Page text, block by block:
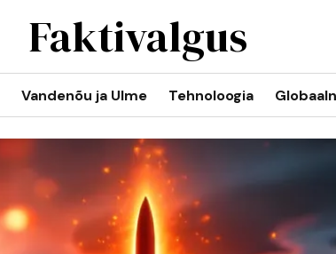
Faktivalgus
Vandenõu ja Ulme Tehnoloogia